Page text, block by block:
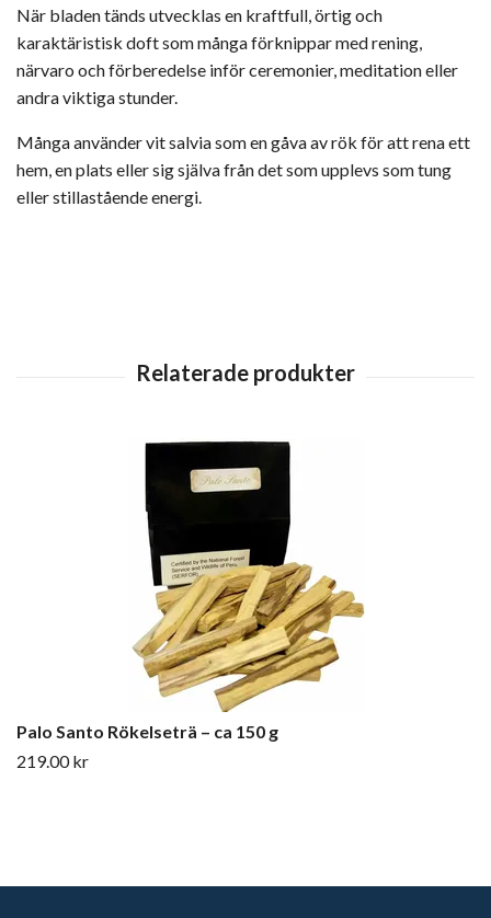
När bladen tänds utvecklas en kraftfull, örtig och
karaktäristisk doft som många förknippar med rening,
närvaro och förberedelse inför ceremonier, meditation eller
andra viktiga stunder.
Många använder vit salvia som en gåva av rök för att rena ett
hem, en plats eller sig själva från det som upplevs som tung
eller stillastående energi.
Palo Santo Rökelseträ – ca 150 g
219.00 kr